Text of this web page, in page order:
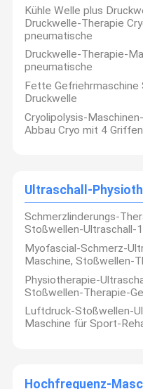
Kühle Welle plus
Druckwelle-Therapie
pneumatische
Druckwelle-Therapie-
pneumatische
Fette Gefriehrmaschine
Druckwelle
Cryolipolysis-
Abbau Cryo mit 4
Ultraschall-
Schmerzlinderungs-
Stoßwellen-Ultraschall-
Myofascial-Schmerz-
Maschine, Stoßwellen-
Physiotherapie-
Stoßwellen-Therapie-
Luftdruck-Stoßwellen-
Maschine für Sport-
Hochfrequenz-